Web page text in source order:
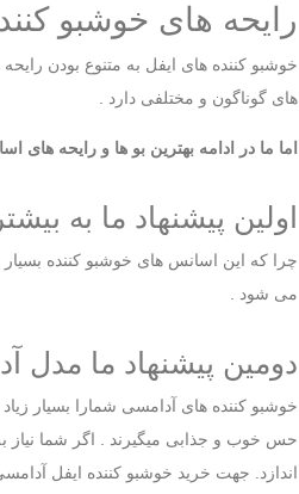
رایحه های خوشبو کننده ایفل 110 میل و 120
خوشبو کننده های ایفل به متنوع بودن
های گوناگون و مختلفی دارد .
اما ما در ادامه بهترین بو ها و رایحه
اولین پیشنهاد ما به
چرا که این اسانس های خوشبو کننده
می شود .
دومین پیشنهاد ما مدل
خوشبو کننده های آدامسی شمارا بسیار
حس خوب و جذابی میگیرند . اگر شما نیاز
اندازد. جهت خرید خوشبو کننده ایفل